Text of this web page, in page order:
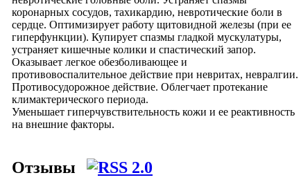
коронарных сосудов, тахикардию, невротические боли в
сердце. Оптимизирует работу щитовидной железы (при ее
гиперфункции). Купирует спазмы гладкой мускулатуры,
устраняет кишечные колики и спастический запор.
Оказывает легкое обезболивающее и
противовоспалительное действие при невритах, невралгии.
Противосудорожное действие. Облегчает протекание
климактерического периода.
Уменьшает гиперчувствительность кожи и ее реактивность
на внешние факторы.
Отзывы